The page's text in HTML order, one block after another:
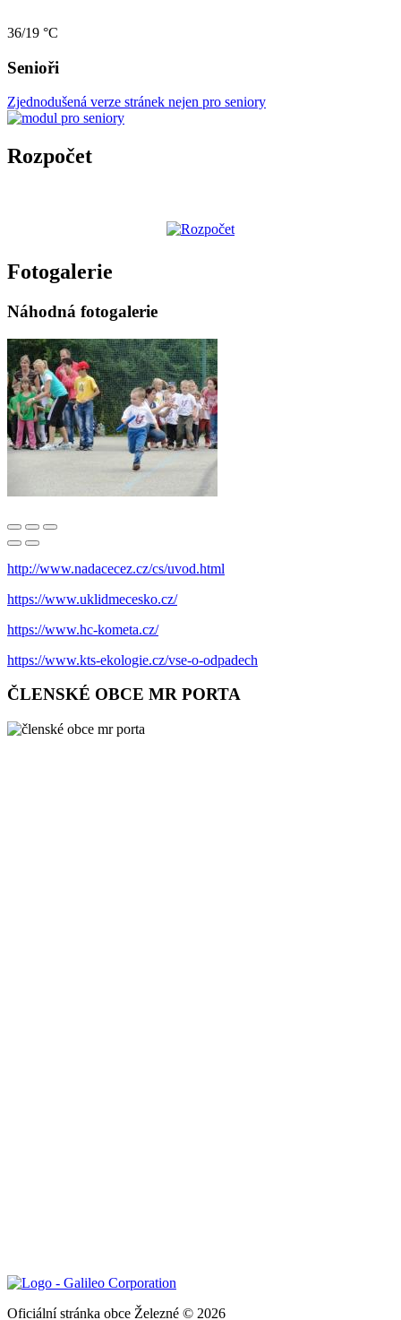
36/19 °C
Senioři
Zjednodušená verze stránek nejen pro seniory
Rozpočet
Fotogalerie
Náhodná fotogalerie
http://www.nadacecez.cz/cs/uvod.html
https://www.uklidmecesko.cz/
https://www.hc-kometa.cz/
https://www.kts-ekologie.cz/vse-o-odpadech
ČLENSKÉ OBCE MR PORTA
Oficiální stránka obce Železné © 2026